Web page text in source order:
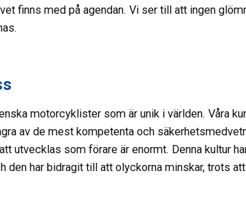
finns med på agendan. Vi ser till att ingen
motorcyklister som är unik i världen. Våra
av de mest kompetenta och
utvecklas som förare är enormt. Denna kultur
har bidragit till att olyckorna minskar, trots att